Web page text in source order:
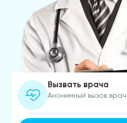
Вызвать врача
Анонимный вызов